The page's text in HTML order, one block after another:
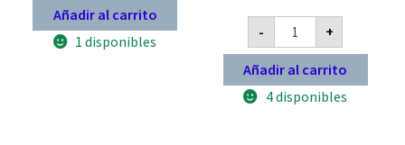
Añadir al carrito
1 disponibles
-
CDI
Moto
china
100
a
250
+
Añadir al carrito
4 disponibles